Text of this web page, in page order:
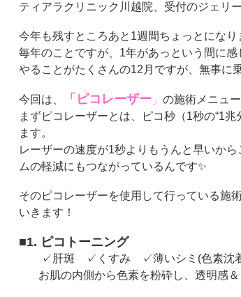
ティアラクリニック川越院、受付のジェリ
今年も残すところあと 1週間ちょっとになり
毎年のことですが、 1年があっという間に感
やることがたくさんの12 月ですが、無事に
今回は、 「ピコレーザー 」 の施術メニュ
まずピコレーザーとは、ピコ秒（1秒の“1兆
ます。
レーザーの速度が1秒よりもうんと早いか
ムの軽減にもつながっているんです✨
そのピコレーザーを使用して行っている施
いきます！
■1. ピコトーニング
✓肝斑 ✓くすみ ✓薄いシミ (色素沈
お肌の内側から色素を粉砕し、透明感＆